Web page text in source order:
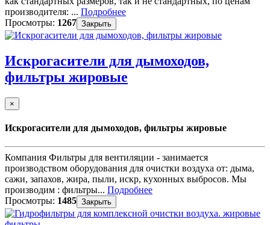
производителя: ... Подробнее
Просмотры: 1267 Закрыть
Искрогасители для дымоходов,
фильтры жировые
×
Искрогасители для дымоходов, фильтры жировые
Компания Фильтры для вентиляции - занимается
производством оборудования для очистки воздуха от: дыма,
сажи, запахов, жира, пыли, искр, кухонных выбросов. Мы
производим : фильтры... Подробнее
Просмотры: 1485 Закрыть